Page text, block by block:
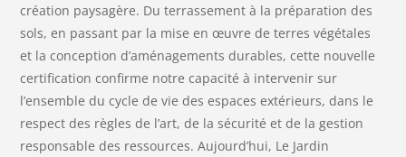
création paysagère. Du terrassement à la préparation des
sols, en passant par la mise en œuvre de terres végétales
et la conception d’aménagements durables, cette nouvelle
certification confirme notre capacité à intervenir sur
l’ensemble du cycle de vie des espaces extérieurs, dans le
respect des règles de l’art, de la sécurité et de la gestion
responsable des ressources. Aujourd’hui, Le Jardin